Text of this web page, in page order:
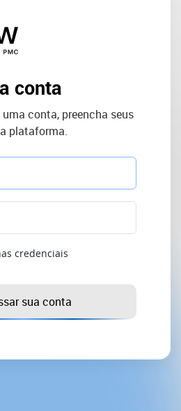
conta
conta, preencha seus
plataforma.
credenciais
sua conta